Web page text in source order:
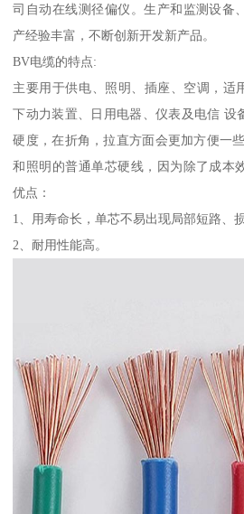
司自动在线测径偏仪。生产和监测设备
产经验丰富，不断创新开发新产品。
BV电缆的特点:
主要用于供电、照明、插座、空调，适
下动力装置、日用电器、仪表及电信 设
硬度，在折角，拉直方面会更加方便一
和照明的普通单芯硬线，因为除了成本
优点：
1、用寿命长，单芯不易出现局部短路、损
2、耐用性能高。